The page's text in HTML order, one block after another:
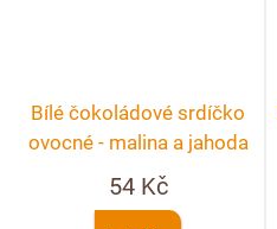
Bílé čokoládové srdíčko
ovocné - malina a jahoda
54 Kč